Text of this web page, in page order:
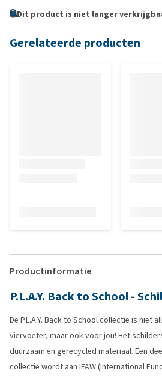
Dit product is niet langer
Gerelateerde producten
Productinformatie
P.L.A.Y. Back to School -
De P.L.A.Y. Back to School collectie is niet
viervoeter, maar ook voor jou! Het
duurzaam en gerecycled materiaal. Een
collectie wordt aan IFAW (International